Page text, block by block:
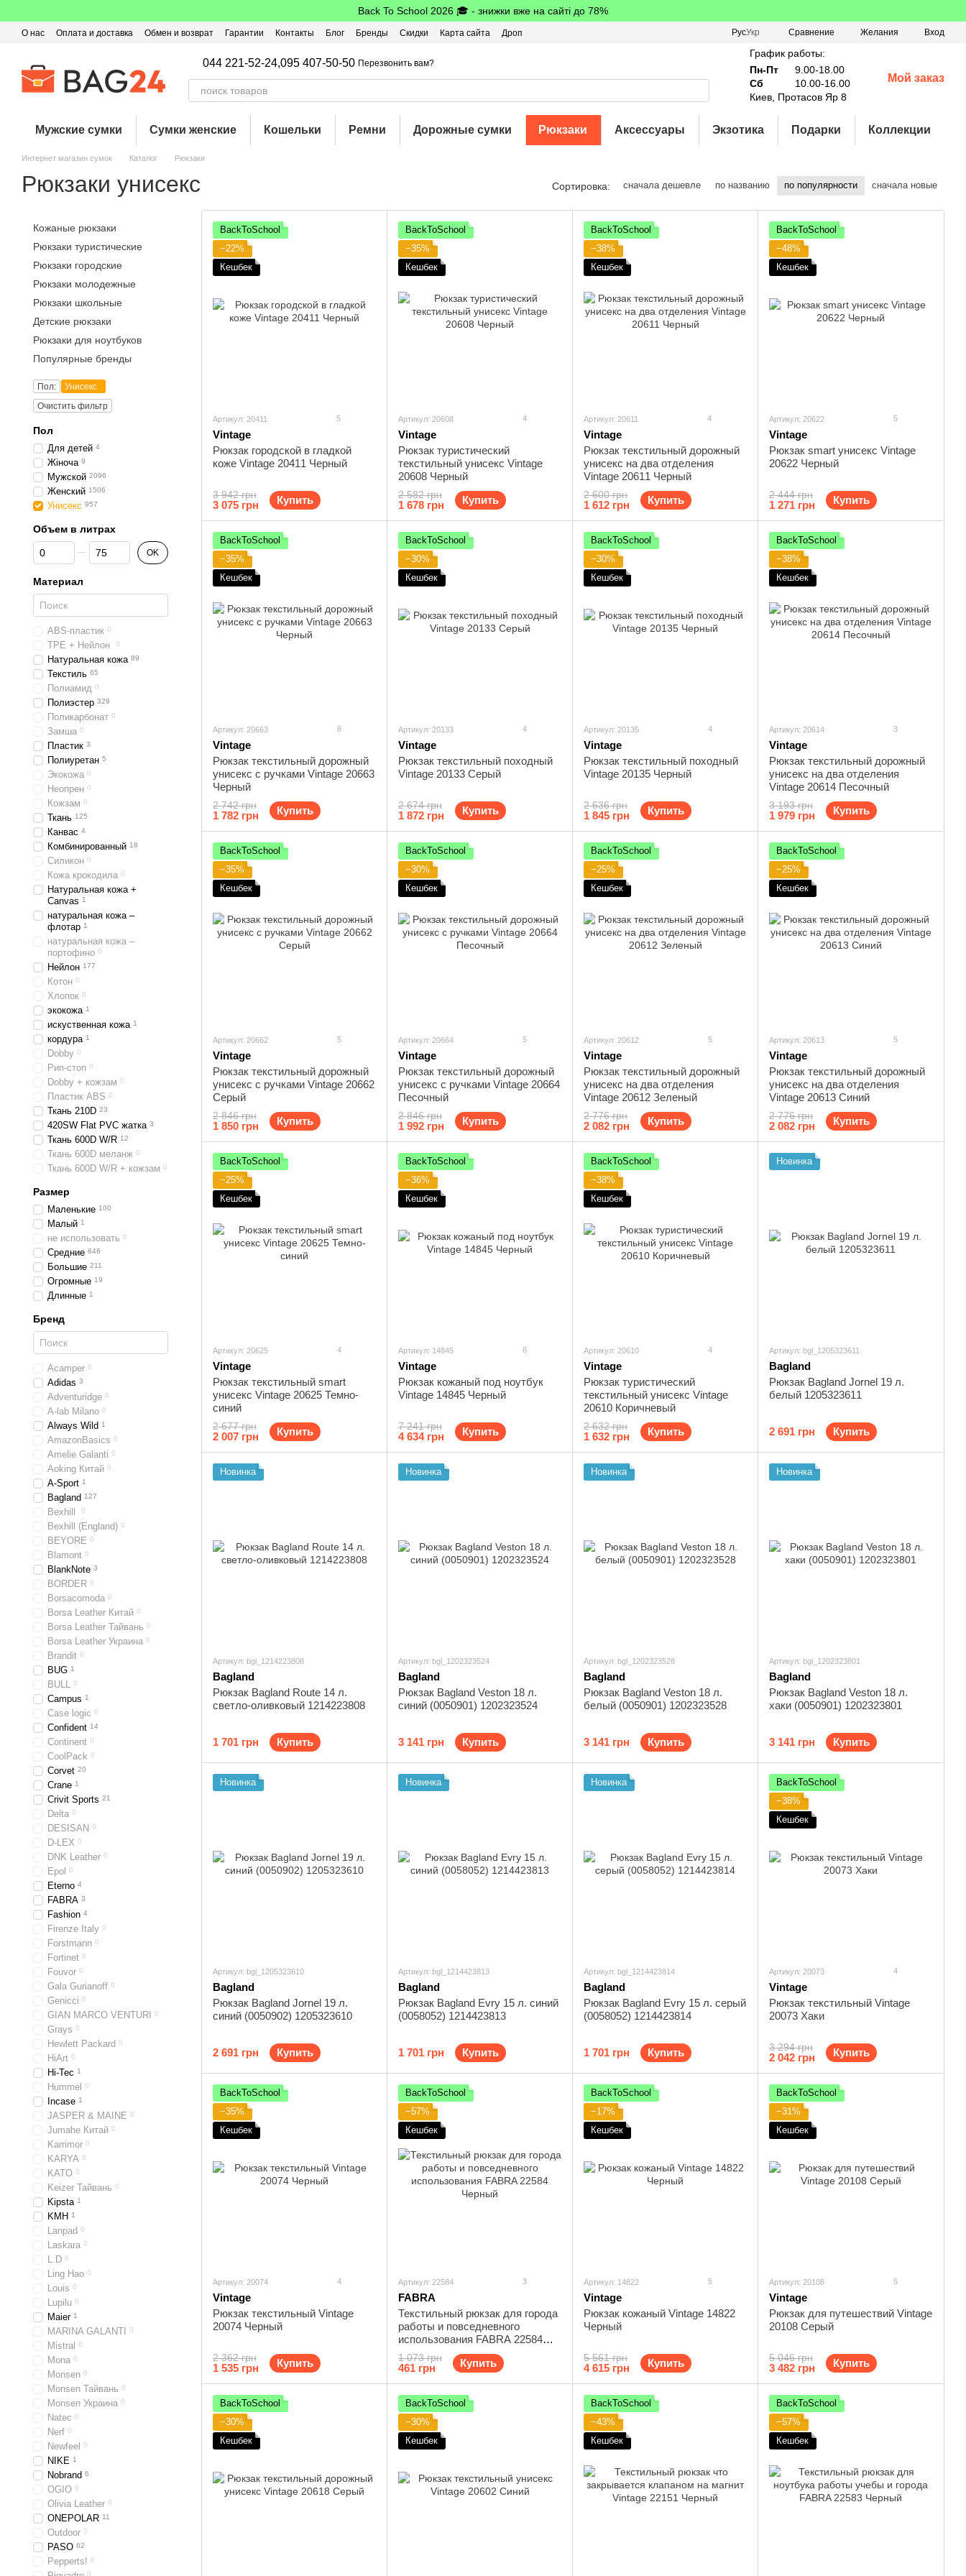
Back To School 2026 🎓 - знижки вже на сайті до 78%
О нас Оплата и доставка Обмен и возврат Гарантии Контакты Блог Бренды Скидки Карта сайта
Дроп
РусУкр Сравнение Желания Вход
044 221-52-24,095 407-50-50 Перезвонить вам?
График работы:
Пн-Пт
9.00-18.00
Сб
10.00-16.00
Киев, Протасов Яр 8
Мой заказ
Мужские сумки Сумки женские Кошельки Ремни Дорожные сумки Рюкзаки Аксессуары Экзотика Подарки Коллекции
Интернет магазин сумок Каталог Рюкзаки
Рюкзаки унисекс Сортировка: сначала дешевле по названию по популярности сначала новые
BackToSchool
−22%
Кешбек
Артикул: 20411 5
Vintage
Рюкзак городской в гладкой
коже Vintage 20411 Черный
3 942 грн
3 075 грн Купить
BackToSchool
−35%
Кешбек
Артикул: 20608 4
Vintage
Рюкзак туристический
текстильный унисекс Vintage
20608 Черный
2 582 грн
1 678 грн Купить
BackToSchool
−38%
Кешбек
Артикул: 20611 4
Vintage
Рюкзак текстильный дорожный
унисекс на два отделения
Vintage 20611 Черный
2 600 грн
1 612 грн Купить
BackToSchool
−48%
Кешбек
Артикул: 20622 5
Vintage
Рюкзак smart унисекс Vintage
20622 Черный
2 444 грн
1 271 грн Купить
BackToSchool
−35%
Кешбек
Артикул: 20663 8
Vintage
Рюкзак текстильный дорожный
унисекс с ручками Vintage 20663
Черный
2 742 грн
1 782 грн Купить
BackToSchool
−30%
Кешбек
Артикул: 20133 4
Vintage
Рюкзак текстильный походный
Vintage 20133 Серый
2 674 грн
1 872 грн Купить
BackToSchool
−30%
Кешбек
Артикул: 20135 4
Vintage
Рюкзак текстильный походный
Vintage 20135 Черный
2 636 грн
1 845 грн Купить
BackToSchool
−38%
Кешбек
Артикул: 20614 3
Vintage
Рюкзак текстильный дорожный
унисекс на два отделения
Vintage 20614 Песочный
3 193 грн
1 979 грн Купить
BackToSchool
−35%
Кешбек
Артикул: 20662 5
Vintage
Рюкзак текстильный дорожный
унисекс с ручками Vintage 20662
Серый
2 846 грн
1 850 грн Купить
BackToSchool
−30%
Кешбек
Артикул: 20664 5
Vintage
Рюкзак текстильный дорожный
унисекс с ручками Vintage 20664
Песочный
2 846 грн
1 992 грн Купить
BackToSchool
−25%
Кешбек
Артикул: 20612 5
Vintage
Рюкзак текстильный дорожный
унисекс на два отделения
Vintage 20612 Зеленый
2 776 грн
2 082 грн Купить
BackToSchool
−25%
Кешбек
Артикул: 20613 5
Vintage
Рюкзак текстильный дорожный
унисекс на два отделения
Vintage 20613 Синий
2 776 грн
2 082 грн Купить
BackToSchool
−25%
Кешбек
Артикул: 20625 4
Vintage
Рюкзак текстильный smart
унисекс Vintage 20625 Темно-
синий
2 677 грн
2 007 грн Купить
BackToSchool
−36%
Кешбек
Артикул: 14845 6
Vintage
Рюкзак кожаный под ноутбук
Vintage 14845 Черный
7 241 грн
4 634 грн Купить
BackToSchool
−38%
Кешбек
Артикул: 20610 4
Vintage
Рюкзак туристический
текстильный унисекс Vintage
20610 Коричневый
2 632 грн
1 632 грн Купить
Новинка
Артикул: bgl_1205323611
Bagland
Рюкзак Bagland Jornel 19 л.
белый 1205323611
2 691 грн Купить
Новинка
Артикул: bgl_1214223808
Bagland
Рюкзак Bagland Route 14 л.
светло-оливковый 1214223808
1 701 грн Купить
Новинка
Артикул: bgl_1202323524
Bagland
Рюкзак Bagland Veston 18 л.
синий (0050901) 1202323524
3 141 грн Купить
Новинка
Артикул: bgl_1202323528
Bagland
Рюкзак Bagland Veston 18 л.
белый (0050901) 1202323528
3 141 грн Купить
Новинка
Артикул: bgl_1202323801
Bagland
Рюкзак Bagland Veston 18 л.
хаки (0050901) 1202323801
3 141 грн Купить
Новинка
Артикул: bgl_1205323610
Bagland
Рюкзак Bagland Jornel 19 л.
синий (0050902) 1205323610
2 691 грн Купить
Новинка
Артикул: bgl_1214423813
Bagland
Рюкзак Bagland Evry 15 л. синий
(0058052) 1214423813
1 701 грн Купить
Новинка
Артикул: bgl_1214423814
Bagland
Рюкзак Bagland Evry 15 л. серый
(0058052) 1214423814
1 701 грн Купить
BackToSchool
−38%
Кешбек
Артикул: 20073 4
Vintage
Рюкзак текстильный Vintage
20073 Хаки
3 294 грн
2 042 грн Купить
BackToSchool
−35%
Кешбек
Артикул: 20074 4
Vintage
Рюкзак текстильный Vintage
20074 Черный
2 362 грн
1 535 грн Купить
BackToSchool
−57%
Кешбек
Артикул: 22584 3
FABRA
Текстильный рюкзак для города
работы и повседневного
использования FABRA 22584
Черный
1 073 грн
461 грн Купить
BackToSchool
−17%
Кешбек
Артикул: 14822 5
Vintage
Рюкзак кожаный Vintage 14822
Черный
5 561 грн
4 615 грн Купить
BackToSchool
−31%
Кешбек
Артикул: 20108 5
Vintage
Рюкзак для путешествий Vintage
20108 Серый
5 046 грн
3 482 грн Купить
BackToSchool
−30%
Кешбек
BackToSchool
−30%
Кешбек
BackToSchool
−43%
Кешбек
BackToSchool
−57%
Кешбек
Кожаные рюкзаки
Рюкзаки туристические
Рюкзаки городские
Рюкзаки молодежные
Рюкзаки школьные
Детские рюкзаки
Рюкзаки для ноутбуков
Популярные бренды
Пол:
Унисекс
Очистить фильтр
Пол
Для детей 4
Жіноча 9
Мужской 2096
Женский 1506
Унисекс 957
Объем в литрах
От Объем в литрах
До Объем в литрах OK
Материал
ABS-пластик 0
TPE + Нейлон 0
Натуральная кожа 89
Текстиль 65
Полиамид 0
Полиэстер 329
Поликарбонат 0
Замша 0
Пластик 3
Полиуретан 5
Экокожа 0
Неопрен 0
Кожзам 0
Ткань 125
Канвас 4
Комбинированный 18
Силикон 0
Кожа крокодила 0
Натуральная кожа +
Canvas 1
натуральная кожа –
флотар 1
натуральная кожа –
портофино 0
Нейлон 177
Котон 0
Хлопок 0
экокожа 1
искуственная кожа 1
кордура 1
Dobby 0
Рип-стоп 0
Dobby + кожзам 0
Пластик ABS 0
Ткань 210D 23
420SW Flat PVC жатка 3
Ткань 600D W/R 12
Ткань 600D меланж 0
Ткань 600D W/R + кожзам 0
Размер
Маленькие 100
Малый 1
не использовать 0
Средние 646
Большие 211
Огромные 19
Длинные 1
Бренд
Acamper 0
Adidas 3
Adventuridge 0
A-lab Milano 0
Always Wild 1
AmazonBasics 0
Amelie Galanti 0
Aoking Китай 0
A-Sport 1
Bagland 127
Bexhill 0
Bexhill (England) 0
BEYORE 0
Blamont 0
BlankNote 3
BORDER 0
Borsacomoda 0
Borsa Leather Китай 0
Borsa Leather Тайвань 0
Borsa Leather Украина 0
Brandit 0
BUG 1
BULL 0
Campus 1
Case logic 0
Confident 14
Continent 0
CoolPack 0
Corvet 20
Crane 1
Crivit Sports 21
Delta 0
DESISAN 0
D-LEX 0
DNK Leather 0
Epol 0
Eterno 4
FABRA 3
Fashion 4
Firenze Italy 0
Forstmann 0
Fortinet 0
Fouvor 0
Gala Gurianoff 0
Genicci 0
GIAN MARCO VENTURI 0
Grays 0
Hewlett Packard 0
HiArt 0
Hi-Tec 1
Hummel 0
Incase 1
JASPER & MAINE 0
Jumahe Китай 0
Karrimor 0
KARYA 0
KATO 0
Keizer Тайвань 0
Kipsta 1
KMH 1
Lanpad 0
Laskara 0
L.D 0
Ling Hao 0
Louis 0
Lupilu 0
Maier 1
MARINA GALANTI 0
Mistral 0
Mona 0
Monsen 0
Monsen Тайвань 0
Monsen Украина 0
Natec 0
Nerf 0
Newfeel 0
NIKE 1
Nobrand 6
OGIO 0
Olivia Leather 0
ONEPOLAR 11
Outdoor 0
PASO 62
Pepperts! 0
0